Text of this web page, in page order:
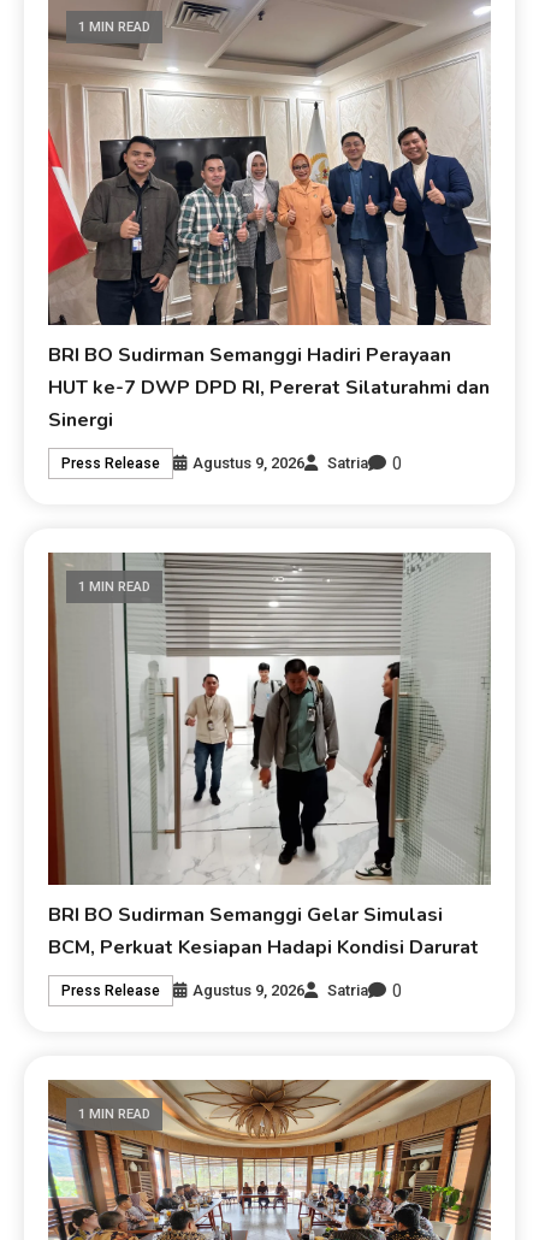
1 MIN READ
BRI BO Sudirman Semanggi Hadiri Perayaan
HUT ke-7 DWP DPD RI, Pererat Silaturahmi dan
Sinergi
Press Release Agustus 9, 2026 Satria 0
1 MIN READ
BRI BO Sudirman Semanggi Gelar Simulasi
BCM, Perkuat Kesiapan Hadapi Kondisi Darurat
Press Release Agustus 9, 2026 Satria 0
1 MIN READ